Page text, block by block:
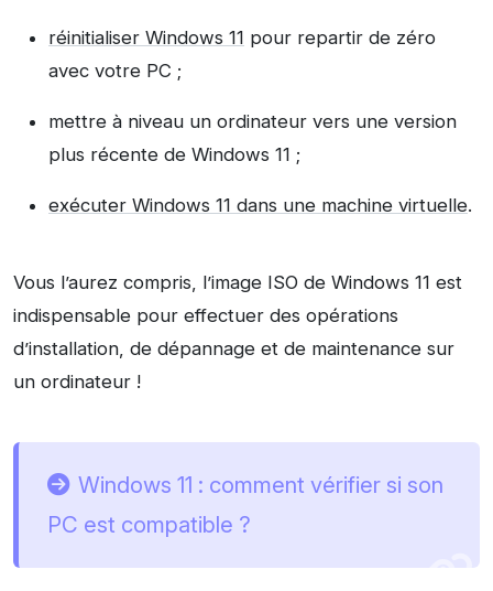
réinitialiser Windows 11 pour repartir de zéro
avec votre PC ;
mettre à niveau un ordinateur vers une version
plus récente de Windows 11 ;
exécuter Windows 11 dans une machine virtuelle.
Vous l’aurez compris, l’image ISO de Windows 11 est
indispensable pour effectuer des opérations
d’installation, de dépannage et de maintenance sur
un ordinateur !
Windows 11 : comment vérifier si son
PC est compatible ?